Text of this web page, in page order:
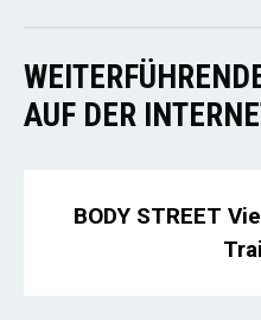
AUF DER
BODY STREET